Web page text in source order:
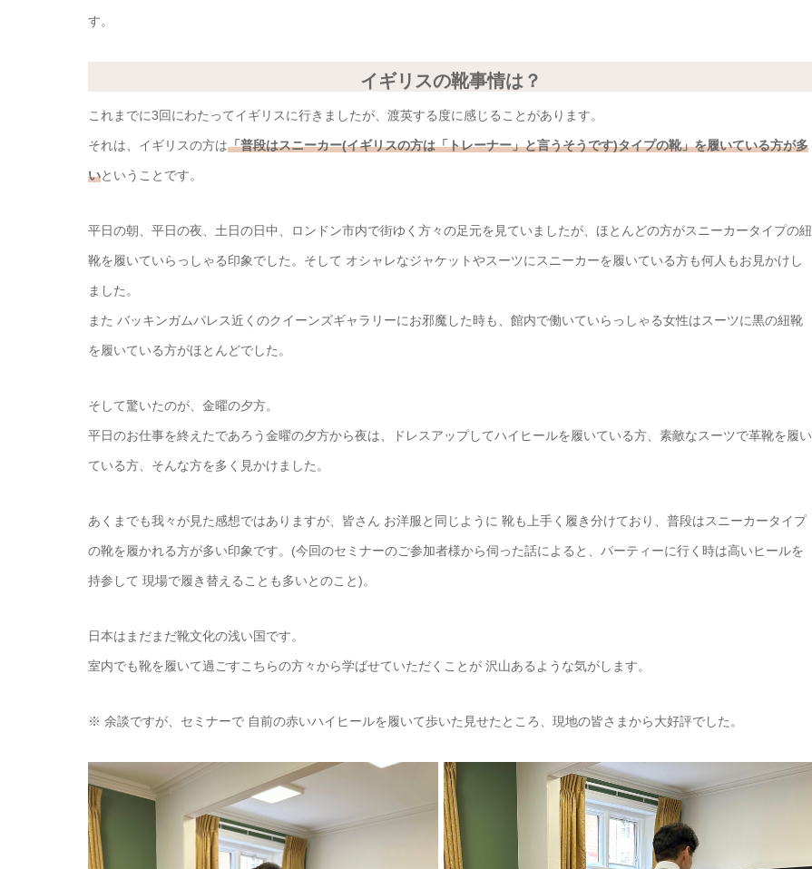
す。
イギリスの靴事情は？
これまでに3回にわたってイギリスに行きましたが、渡英する度に感じることがあります。
それは、イギリスの方は「普段はスニーカー(イギリスの方は「トレーナー」と言うそうです)タイプの靴」を履いている方が多
いということです。
平日の朝、平日の夜、土日の日中、ロンドン市内で街ゆく方々の足元を見ていましたが、ほとんどの方がスニーカータイプの紐
靴を履いていらっしゃる印象でした。そして オシャレなジャケットやスーツにスニーカーを履いている方も何人もお見かけし
ました。
また バッキンガムパレス近くのクイーンズギャラリーにお邪魔した時も、館内で働いていらっしゃる女性はスーツに黒の紐靴
を履いている方がほとんどでした。
そして驚いたのが、金曜の夕方。
平日のお仕事を終えたであろう金曜の夕方から夜は、ドレスアップしてハイヒールを履いている方、素敵なスーツで革靴を履い
ている方、そんな方を多く見かけました。
あくまでも我々が見た感想ではありますが、皆さん お洋服と同じように 靴も上手く履き分けており、普段はスニーカータイプ
の靴を履かれる方が多い印象です。(今回のセミナーのご参加者様から伺った話によると、パーティーに行く時は高いヒールを
持参して 現場で履き替えることも多いとのこと)。
日本はまだまだ靴文化の浅い国です。
室内でも靴を履いて過ごすこちらの方々から学ばせていただくことが 沢山あるような気がします。
※ 余談ですが、セミナーで 自前の赤いハイヒールを履いて歩いた見せたところ、現地の皆さまから大好評でした。